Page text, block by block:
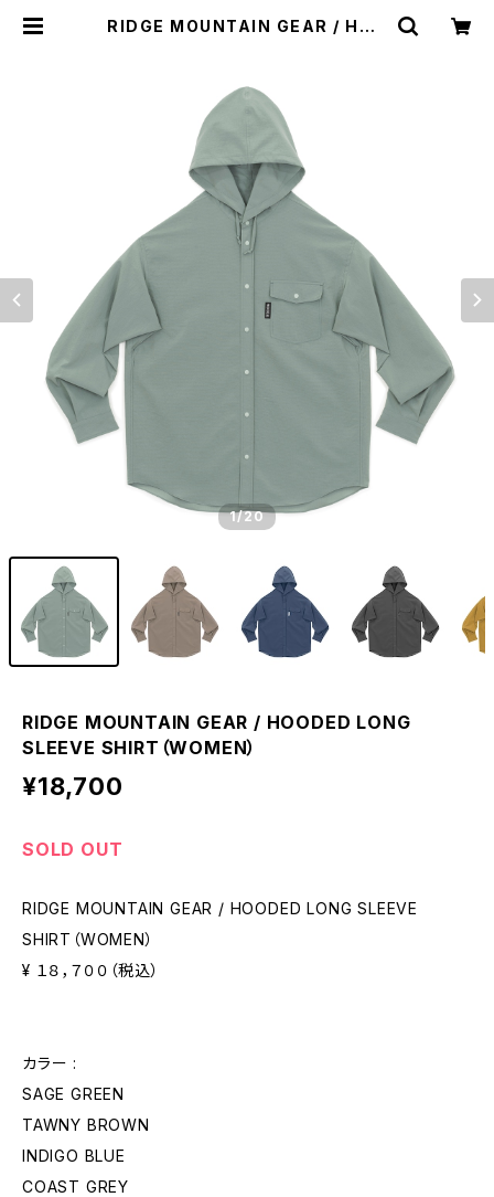
RIDGE MOUNTAIN GEAR / HOO
1/20
RIDGE MOUNTAIN GEAR / HOODED LONG
SLEEVE SHIRT（WOMEN）
¥18,700
SOLD OUT
RIDGE MOUNTAIN GEAR / HOODED LONG SLEEVE
SHIRT（WOMEN）
¥ １８，７００（税込）
カラー :
SAGE GREEN
TAWNY BROWN
INDIGO BLUE
COAST GREY